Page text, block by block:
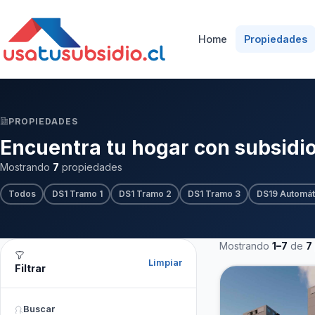
Home Propiedades
PROPIEDADES
Encuentra tu hogar con
Mostrando 7 propiedades
Todos DS1 Tramo 1 DS1 Tramo 2 DS1 Tramo 3 DS19
Filtrar Limpiar
Buscar
Mostrando 1–7 de 7